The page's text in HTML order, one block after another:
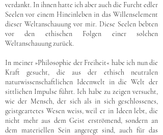
verdankt. In ihnen hatte ich aber auch die Furcht edler
Seelen vor einem Hineinleben in das Willenselement
dieser Weltanschauung vor mir. Diese Seelen bebten
vor den ethischen Folgen einer solchen
Weltanschauung zurück.
In meiner »Philosophie der Freiheit« habe ich nun die
Kraft gesucht, die aus der ethisch neutralen
naturwissenschaftlichen Ideenwelt in die Welt der
sittlichen Impulse führt. Ich habe zu zeigen versucht,
wie der Mensch, der sich als in sich geschlossenes,
geistgeartetes Wesen weiss, weil er in Ideen lebt, die
nicht mehr aus dem Geist erströmend, sondern an
dem materiellen Sein angeregt sind, auch für das